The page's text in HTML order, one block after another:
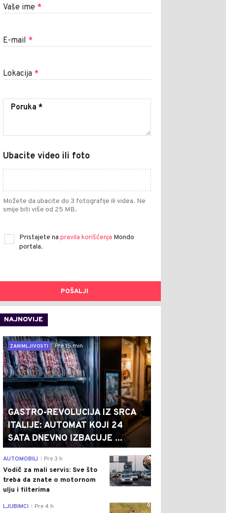
Vaše ime *
E-mail *
Lokacija *
Ubacite video ili foto
Možete da ubacite do 3 fotografije ili videa. Ne
smije biti više od 25 MB.
Pristajete na pravila korišćenja Mondo
portala.
POŠALJI
NAJNOVIJE
0
ZANIMLJIVOSTI
Pre 15 min
GASTRO-REVOLUCIJA IZ SRCA
ITALIJE: AUTOMAT KOJI 24
SATA DNEVNO IZBACUJE ...
0
AUTOMOBILI Pre 3 h
Vodič za mali servis: Sve što
treba da znate o motornom
ulju i filterima
0
LJUBIMCI Pre 4 h